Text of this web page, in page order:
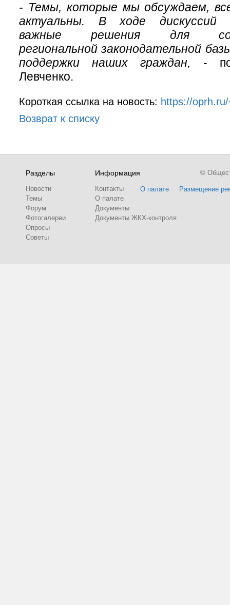
- Темы, которые мы обсуждаем,
актуальны. В ходе дискуссий
важные решения для
региональной законодательной
поддержки наших граждан, -
Левченко.
Короткая ссылка на новость: https://
Возврат к списку
Разделы
Новости
Темы
Форум
Фотогалереи
Опросы
Советы
Информация
Контакты
О палате
Документы
Документы ЖКХ-контроля
О палате Размещение
©